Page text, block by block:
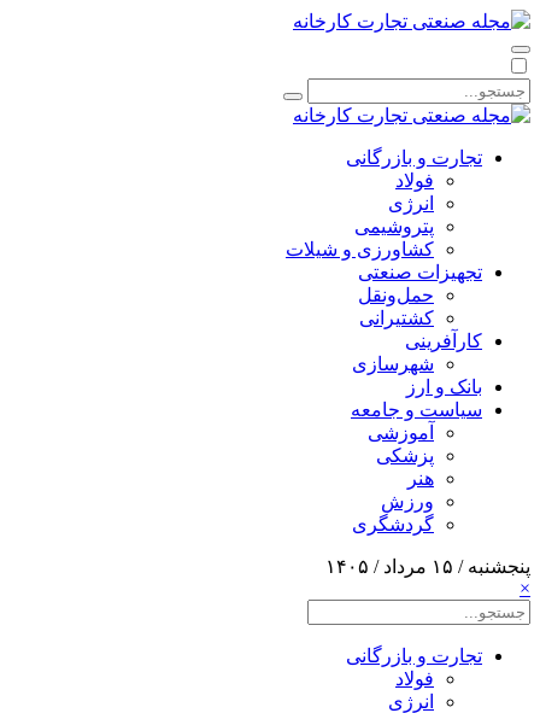
تجارت و بازرگانی
فولاد
انرژی
پتروشیمی
کشاورزی و شیلات
تجهیزات صنعتی
حمل‌و‌نقل
کشتیرانی
کارآفرینی
شهرسازی
بانک و ارز
سیاست و جامعه
آموزشی
پزشکی
هنر
ورزش
گردشگری
پنجشنبه / ۱۵ مرداد / ۱۴۰۵
×
تجارت و بازرگانی
فولاد
انرژی